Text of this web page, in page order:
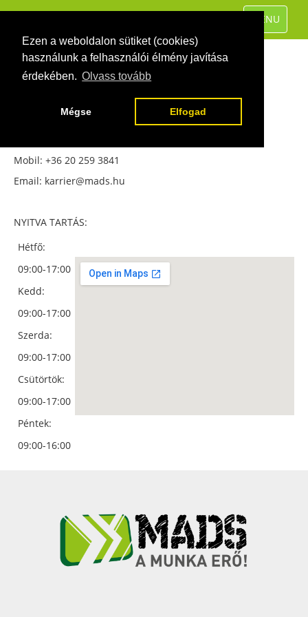
Ezen a weboldalon sütiket (cookies)
használunk a felhasználói élmény javítása
érdekében. Olvass tovább
Mégse Elfogad
TOGGLE
NAVIGATION
MENU
Kapcsolat
KÖZPONTI ÜGYFÉLSZOLGÁLAT:
Mobil: +36 20 259 3841
Email: karrier@mads.hu
NYITVA TARTÁS:
Hétfő:
09:00-17:00
Kedd:
09:00-17:00
Szerda:
09:00-17:00
Csütörtök:
09:00-17:00
Péntek:
09:00-16:00